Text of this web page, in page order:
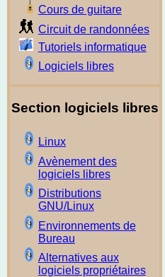
Cours de guitare
Circuit de randonnées
Tutoriels informatique
Logiciels libres
Section logiciels libres
Linux
Avènement des
logiciels libres
Distributions
GNU/Linux
Environnements de
Bureau
Alternatives aux
logiciels propriétaires